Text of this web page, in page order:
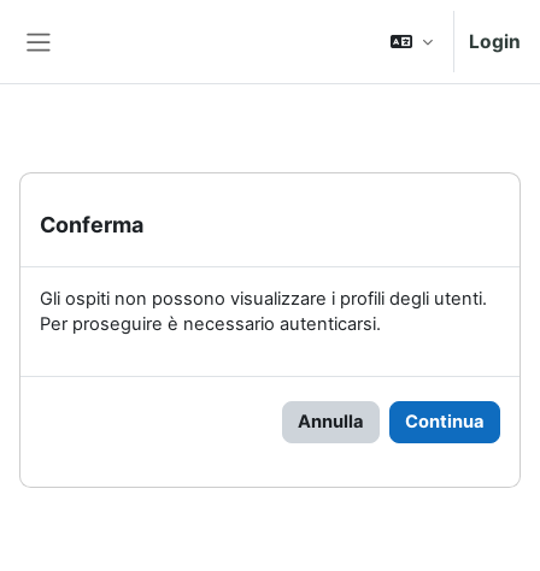
Login
Conferma
Gli ospiti non possono visualizzare i profili degli utenti.
Per proseguire è necessario autenticarsi.
Annulla Continua